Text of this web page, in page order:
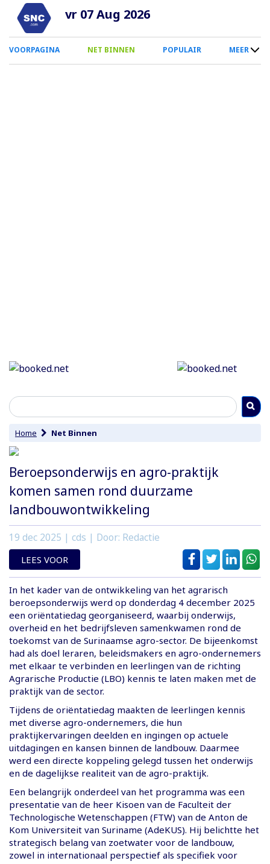
Overslaan
naar
inhoud
vr 07 Aug 2026
0
Smartphone
VOORPAGINA NET BINNEN POPULAIR MEER
Home Net Binnen
Beroepsonderwijs en agro-praktijk
komen samen rond duurzame
landbouwontwikkeling
19 dec 2025 | cds | Door: Redactie
LEES VOOR
In het kader van de ontwikkeling van het agrarisch
beroepsonderwijs werd op donderdag 4 december 2025
een oriëntatiedag georganiseerd, waarbij onderwijs,
overheid en het bedrijfsleven samenkwamen rond de
toekomst van de Surinaamse agro-sector. De bijeenkomst
had als doel leraren, beleidsmakers en agro-ondernemers
met elkaar te verbinden en leerlingen van de richting
Agrarische Productie (LBO) kennis te laten maken met de
praktijk van de sector.
Tijdens de oriëntatiedag maakten de leerlingen kennis
met diverse agro-ondernemers, die hun
praktijkervaringen deelden en ingingen op actuele
uitdagingen en kansen binnen de landbouw. Daarmee
werd een directe koppeling gelegd tussen het onderwijs
en de dagelijkse realiteit van de agro-praktijk.
Een belangrijk onderdeel van het programma was een
presentatie van de heer Kisoen van de Faculteit der
Technologische Wetenschappen (FTW) van de Anton de
Kom Universiteit van Suriname (AdeKUS). Hij belichtte het
strategisch belang van zoetwater voor de landbouw,
zowel in internationaal perspectief als specifiek voor